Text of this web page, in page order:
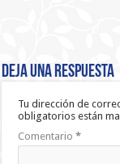
Deja una respuesta
Tu dirección de
obligatorios están
Comentario*